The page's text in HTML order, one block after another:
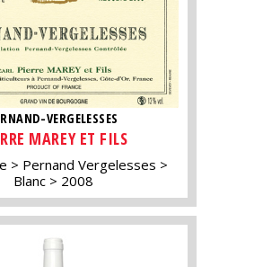
VERGELESSES
MAREY ET FILS
Pernand Vergelesses
Blanc
2008